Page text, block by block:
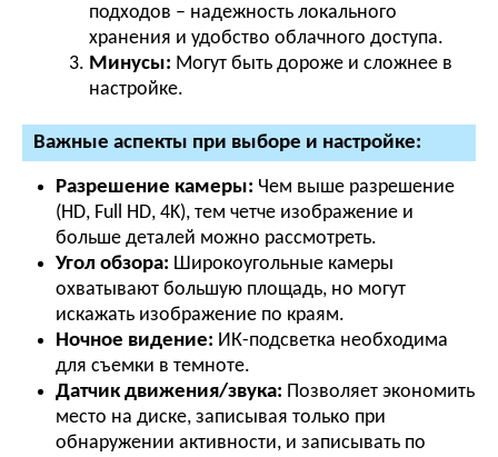
подходов – надежность локального
хранения и удобство облачного доступа.
Минусы: Могут быть дороже и сложнее в
настройке.
Важные аспекты при выборе и настройке:
Разрешение камеры: Чем выше разрешение
(HD, Full HD, 4K), тем четче изображение и
больше деталей можно рассмотреть.
Угол обзора: Широкоугольные камеры
охватывают большую площадь, но могут
искажать изображение по краям.
Ночное видение: ИК-подсветка необходима
для съемки в темноте.
Датчик движения/звука: Позволяет экономить
место на диске, записывая только при
обнаружении активности, и записывать по